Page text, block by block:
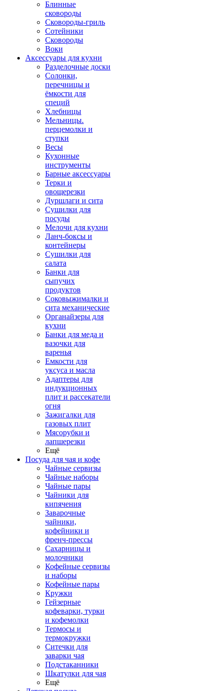
Блинные
сковороды
Сковороды-гриль
Сотейники
Сковороды
Воки
Аксессуары для кухни
Разделочные доски
Солонки,
перечницы и
ёмкости для
специй
Хлебницы
Мельницы.
перцемолки и
ступки
Весы
Кухонные
инструменты
Барные аксессуары
Терки и
овощерезки
Дуршлаги и сита
Сушилки для
посуды
Мелочи для кухни
Ланч-боксы и
контейнеры
Сушилки для
салата
Банки для
сыпучих
продуктов
Соковыжималки и
сита механические
Органайзеры для
кухни
Банки для меда и
вазочки для
варенья
Емкости для
уксуса и масла
Адаптеры для
индукционных
плит и рассекатели
огня
Зажигалки для
газовых плит
Мясорубки и
лапшерезки
Ещё
Посуда для чая и кофе
Чайные сервизы
Чайные наборы
Чайные пары
Чайники для
кипячения
Заварочные
чайники,
кофейники и
френч-прессы
Сахарницы и
молочники
Кофейные сервизы
и наборы
Кофейные пары
Кружки
Гейзерные
кофеварки, турки
и кофемолки
Термосы и
термокружки
Ситечки для
заварки чая
Подстаканники
Шкатулки для чая
Ещё